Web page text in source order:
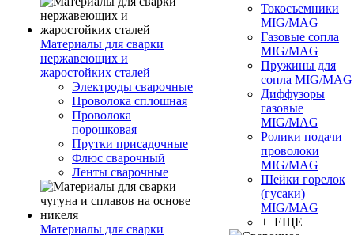
Материалы для сварки
нержавеющих и
жаростойких сталей
Электроды сварочные
Проволока сплошная
Проволока
порошковая
Прутки присадочные
Флюс сварочный
Ленты сварочные
Материалы для сварки
Токосъемники
MIG/MAG
Газовые сопла
MIG/MAG
Пружины для
сопла MIG/MAG
Диффузоры
газовые
MIG/MAG
Ролики подачи
проволоки
MIG/MAG
Шейки горелок
(гусаки)
MIG/MAG
+ ЕЩЕ